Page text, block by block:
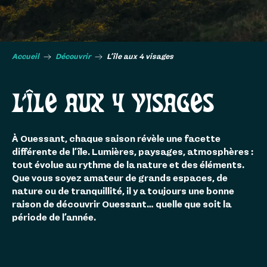
Accueil Découvrir L’île aux 4 visages
L’ÎLE AUX 4 VISAGES
À Ouessant, chaque saison révèle une facette
différente de l’île. Lumières, paysages, atmosphères :
tout évolue au rythme de la nature et des éléments.
Que vous soyez amateur de grands espaces, de
nature ou de tranquillité, il y a toujours une bonne
raison de découvrir Ouessant… quelle que soit la
période de l’année.